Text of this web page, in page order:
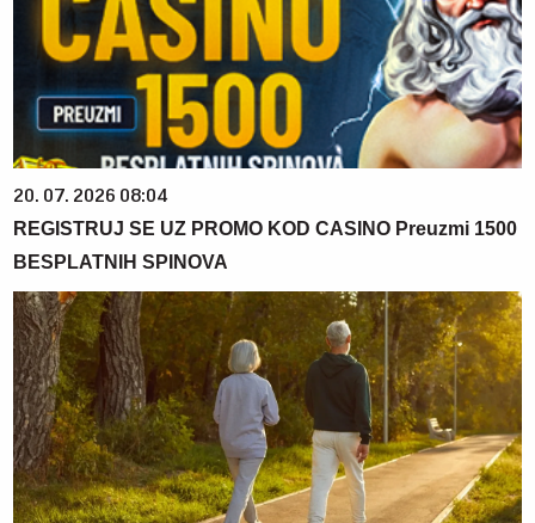
20. 07. 2026 08:04
REGISTRUJ SE UZ PROMO KOD CASINO Preuzmi 1500
BESPLATNIH SPINOVA